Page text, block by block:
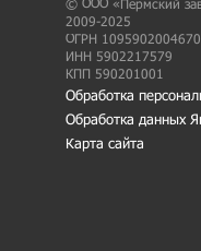
© ООО «Пермский
2009-2025
ОГРН 1095902004670
ИНН 5902217579
КПП 590201001
Обработка
Обработка данных
Карта сайта